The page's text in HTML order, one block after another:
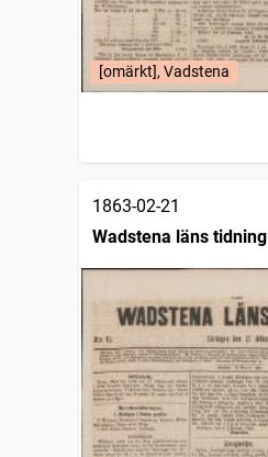
[omärkt], Vadstena
1863-02-21
Wadstena läns tidning